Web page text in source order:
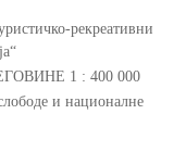
рекреативни
1 : 400 000
и националне